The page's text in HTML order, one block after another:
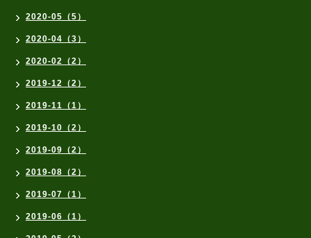
2020-05（5）
2020-04（3）
2020-02（2）
2019-12（2）
2019-11（1）
2019-10（2）
2019-09（2）
2019-08（2）
2019-07（1）
2019-06（1）